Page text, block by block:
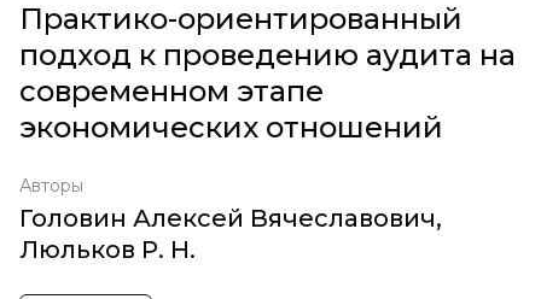
Практико-ориентированный
подход к проведению аудита на
современном этапе
экономических отношений
Авторы
Головин Алексей Вячеславович,
Люльков Р. Н.